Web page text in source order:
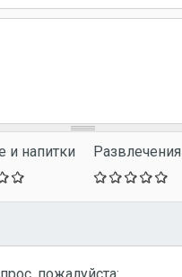
и напитки Развлечения